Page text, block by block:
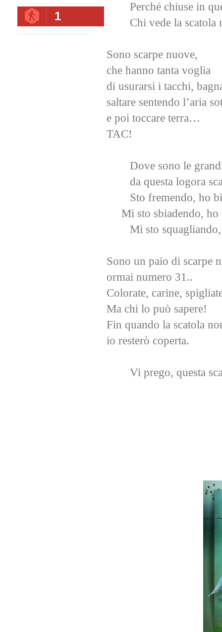
Perché chiuse in
Chi vede la scatola
Sono scarpe nuove,
che hanno tanta voglia
di usurarsi i tacchi,
saltare sentendo l’aria
e poi toccare terra…
TAC!
Dove sono le
da questa logora
Sto fremendo, ho
Mi sto sbiadendo, ho
Mi sto
Sono un paio di scarpe
ormai numero 31..
Colorate, carine,
Ma chi lo può sapere!
Fin quando la scatola
io resterò coperta.
Vi prego, questa
1